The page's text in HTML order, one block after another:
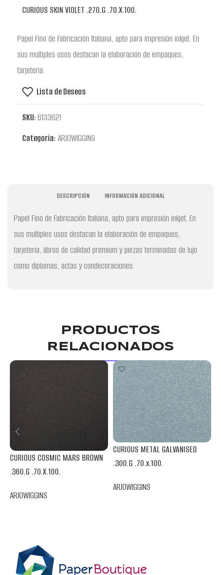
CURIOUS SKIN VIOLET .270.G .70.X.100.
Papel Fino de Fabricación Italiana, apto para impresión inkjet. En
sus multiples usos destacan la elaboración de empaques,
tarjeteria.
Lista de Deseos
SKU:6133621
Categoría: ARJOWIGGINS
DESCRIPCIÓN INFORMACIÓN ADICIONAL
Papel Fino de Fabricación Italiana, apto para impresión inkjet. En
sus multiples usos destacan la elaboración de empaques,
tarjeteria, libros de calidad premium y piezas terminadas de lujo
como diplomas, actas y condecoraciones.
PRODUCTOS
RELACIONADOS
CURIOUS COSMIC MARS BROWN
.360.G .70.X.100.
ARJOWIGGINS
CURIOUS METAL GALVANISED
.300.G .70.x.100.
ARJOWIGGINS